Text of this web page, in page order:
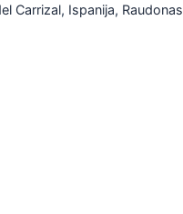
Carrizal, Ispanija, Raudonas